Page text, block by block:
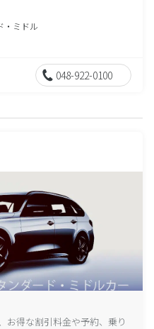
・ミドル
048-922-0100
お得な割引料金や予約、乗り